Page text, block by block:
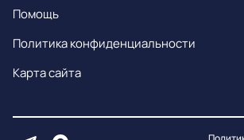
Помощь
Политика конфиденциальности
Карта сайта